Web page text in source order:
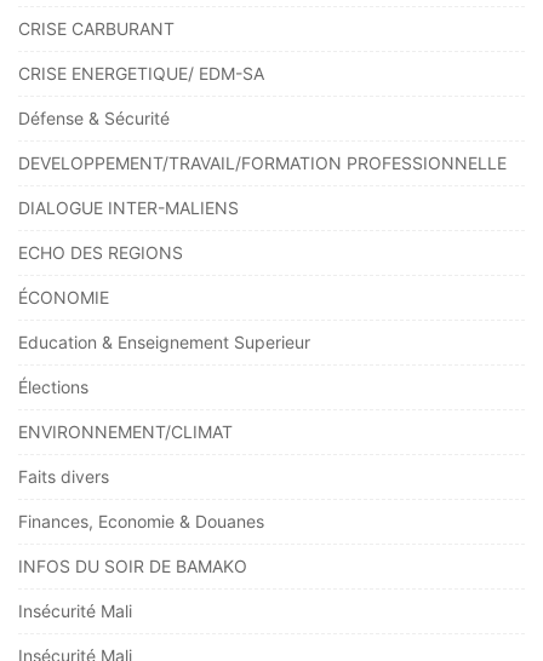
CRISE CARBURANT
CRISE ENERGETIQUE/ EDM-SA
Défense & Sécurité
DEVELOPPEMENT/TRAVAIL/FORMATION PROFESSIONNELLE
DIALOGUE INTER-MALIENS
ECHO DES REGIONS
ÉCONOMIE
Education & Enseignement Superieur
Élections
ENVIRONNEMENT/CLIMAT
Faits divers
Finances, Economie & Douanes
INFOS DU SOIR DE BAMAKO
Insécurité Mali
Insécurité Mali